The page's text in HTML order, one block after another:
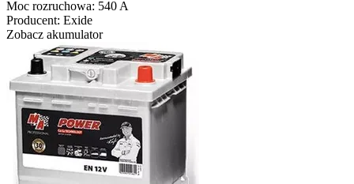
Moc rozruchowa: 540 A
Producent: Exide
Zobacz akumulator